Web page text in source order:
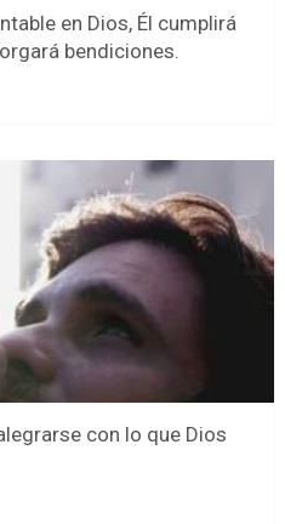
en Dios, Él cumplirá
bendiciones.
con lo que Dios